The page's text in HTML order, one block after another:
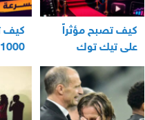
كيف تصبح مؤثراً
على تيك توك
كيف